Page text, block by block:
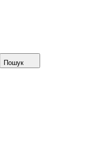
Пошук